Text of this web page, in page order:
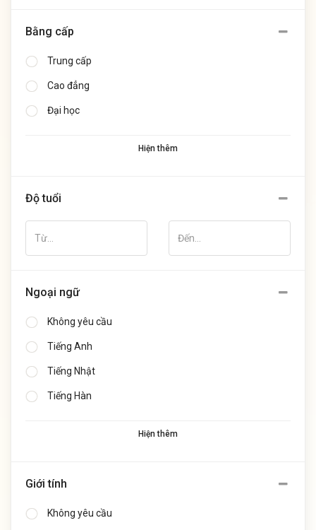
Bằng cấp
Trung cấp
Cao đẳng
Đại học
Hiện thêm
Độ tuổi
Ngoại ngữ
Không yêu cầu
Tiếng Anh
Tiếng Nhật
Tiếng Hàn
Hiện thêm
Giới tính
Không yêu cầu